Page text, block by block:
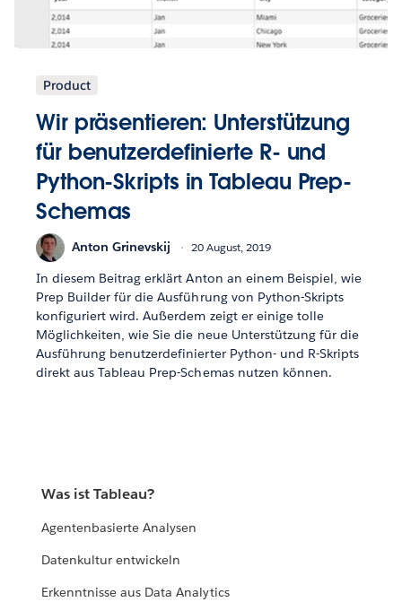
Product
Wir präsentieren: Unterstützung
für benutzerdefinierte R- und
Python-Skripts in Tableau Prep-
Schemas
Anton Grinevskij 20 August, 2019
In diesem Beitrag erklärt Anton an einem Beispiel, wie
Prep Builder für die Ausführung von Python-Skripts
konfiguriert wird. Außerdem zeigt er einige tolle
Möglichkeiten, wie Sie die neue Unterstützung für die
Ausführung benutzerdefinierter Python- und R-Skripts
direkt aus Tableau Prep-Schemas nutzen können.
Was ist Tableau?
Agentenbasierte Analysen
Datenkultur entwickeln
Erkenntnisse aus Data Analytics